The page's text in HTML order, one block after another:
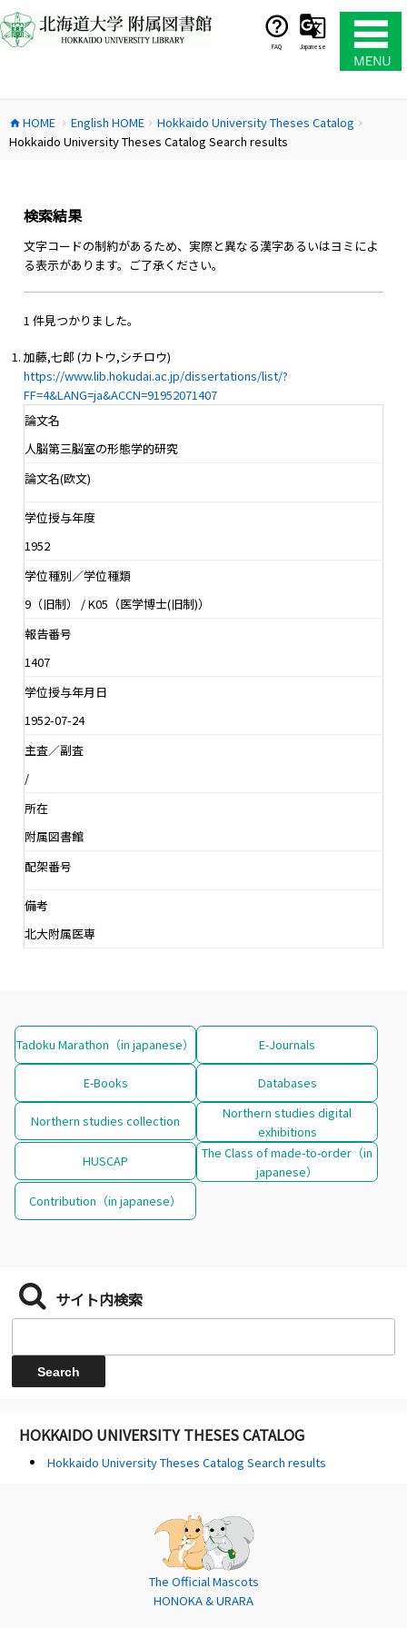
ン
テ
ス
キ
FAQ Japanese
home HOME chevron_right English HOMEchevron_right Hokkaido University Theses Catalog chevron_right
Hokkaido University Theses Catalog Search results
検索結果
文字コードの制約があるため、実際と異なる漢字あるいはヨミによ
る表示があります。ご了承ください。
1 件見つかりました。
加藤,七郎 (カトウ,シチロウ)
https://www.lib.hokudai.ac.jp/dissertations/list/?
FF=4&LANG=ja&ACCN=91952071407
論文名
人脳第三脳室の形態学的研究
論文名(欧文)
学位授与年度
1952
学位種別／学位種類
9（旧制） / K05（医学博士(旧制)）
報告番号
1407
学位授与年月日
1952-07-24
主査／副査
/
所在
附属図書館
配架番号
備考
北大附属医専
Tadoku Marathon（in japanese） E-Journals
E-Books Databases
Northern studies collection
Northern studies digital
exhibitions
HUSCAP
The Class of made-to-order（in
japanese）
Contribution（in japanese）
サイト内検索
HOKKAIDO UNIVERSITY THESES CATALOG
Hokkaido University Theses Catalog Search results
The Official Mascots
HONOKA & URARA